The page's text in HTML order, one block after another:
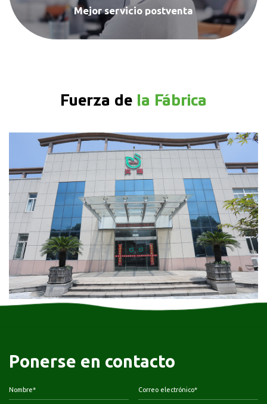
Mejor servicio postventa
Fuerza de la Fábrica
Ponerse en contacto